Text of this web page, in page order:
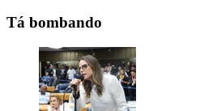
Tá bombando